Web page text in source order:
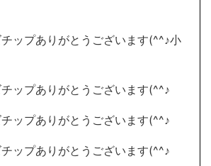
ップありがとうございます(^^♪小
ップありがとうございます(^^♪
ップありがとうございます(^^♪
ップありがとうございます(^^♪